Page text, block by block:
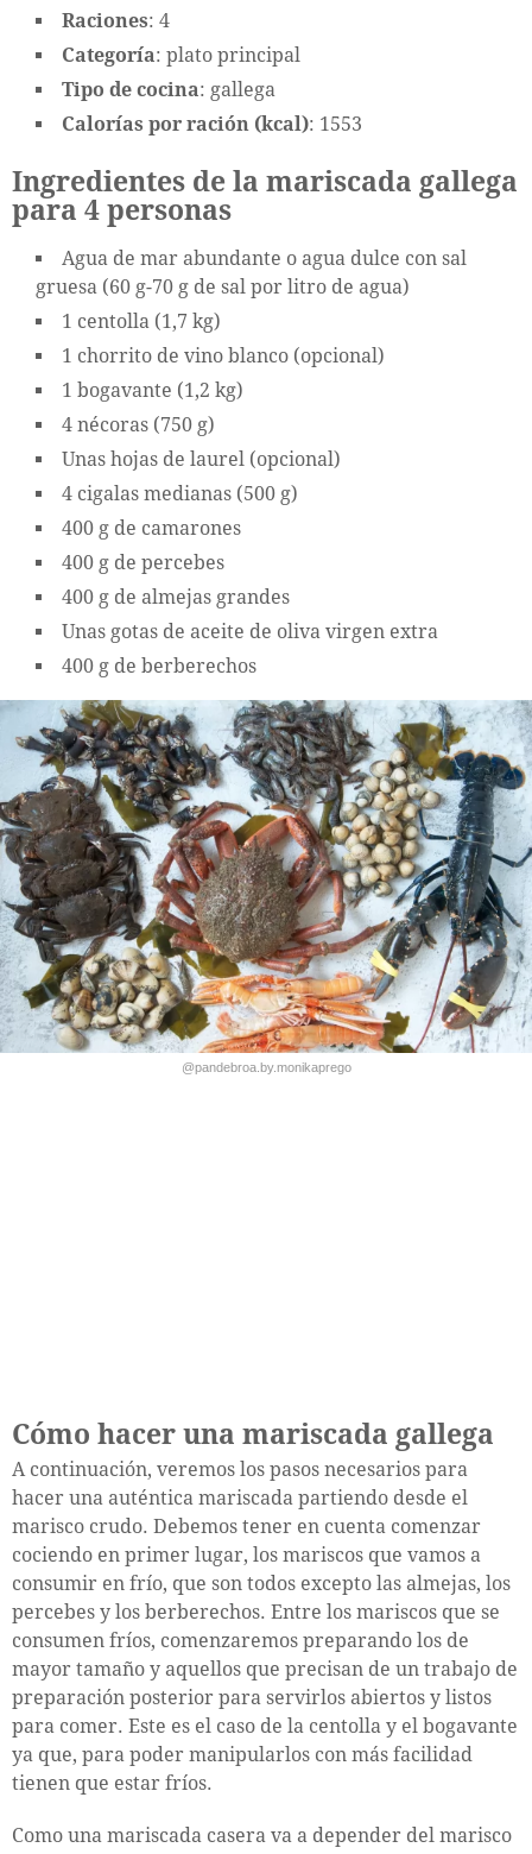
Raciones: 4
Categoría: plato principal
Tipo de cocina: gallega
Calorías por ración (kcal): 1553
Ingredientes de la mariscada gallega
para 4 personas
Agua de mar abundante o agua dulce con sal
gruesa (60 g-70 g de sal por litro de agua)
1 centolla (1,7 kg)
1 chorrito de vino blanco (opcional)
1 bogavante (1,2 kg)
4 nécoras (750 g)
Unas hojas de laurel (opcional)
4 cigalas medianas (500 g)
400 g de camarones
400 g de percebes
400 g de almejas grandes
Unas gotas de aceite de oliva virgen extra
400 g de berberechos
@pandebroa.by.monikaprego
Cómo hacer una mariscada gallega
A continuación, veremos los pasos necesarios para
hacer una auténtica mariscada partiendo desde el
marisco crudo. Debemos tener en cuenta comenzar
cociendo en primer lugar, los mariscos que vamos a
consumir en frío, que son todos excepto las almejas, los
percebes y los berberechos. Entre los mariscos que se
consumen fríos, comenzaremos preparando los de
mayor tamaño y aquellos que precisan de un trabajo de
preparación posterior para servirlos abiertos y listos
para comer. Este es el caso de la centolla y el bogavante
ya que, para poder manipularlos con más facilidad
tienen que estar fríos.
Como una mariscada casera va a depender del marisco